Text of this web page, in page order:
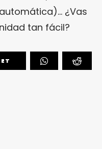
¿Vas
tan fácil?